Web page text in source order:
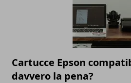
Cartucce Epson
davvero la pena?